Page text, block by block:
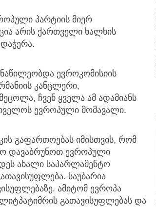
პარტიის მიერ
არის ქართველი ხალხის
ევროკომისიის
კანცლერი,
ჩვენ ყველა ამ ადამიანს
ევროპული მომავალი.
გაფართოებას იმისთვის, რომ
დავაბრუნოთ ევროპული
ახალი საპარლამენტო
საუბარია
ამიტომ ევროპა
გათავისუფლებას და